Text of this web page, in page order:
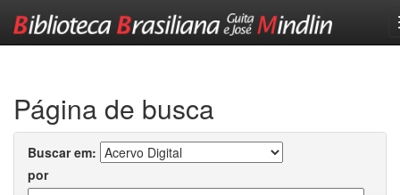
Página de busca
Buscar em:
por